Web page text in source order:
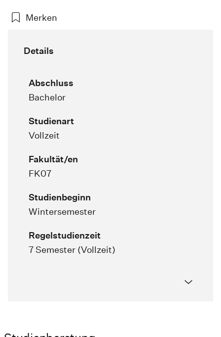
Merken
Details
Abschluss
Bachelor
Studienart
Vollzeit
Fakultät/en
FK07
Studienbeginn
Wintersemester
Regelstudienzeit
7 Semester (Vollzeit)